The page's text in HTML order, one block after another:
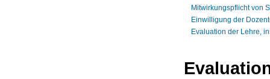
Mitwirkungspflicht von
Einwilligung der
Evaluation der Lehre,